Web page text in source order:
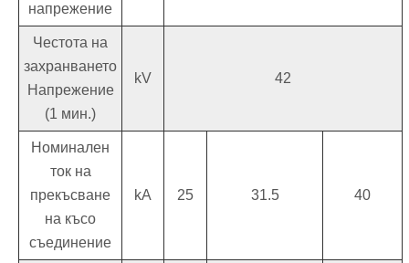
напрежение
Честота на
захранването
Напрежение
(1 мин.)
kV 42
Номинален
ток на
прекъсване
на късо
съединение
kA 25 31.5 40